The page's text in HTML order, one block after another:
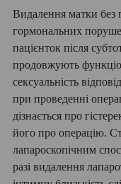
Видалення матки без
гормональних
пацієнток після
продовжують
сексуальність
при проведенні
дізнається про
його про операцію.
лапароскопічним
разі видалення